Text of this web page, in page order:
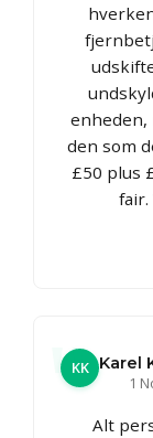
enheden,
den som
£50 plus
fair.
KK Karel
1
Alt